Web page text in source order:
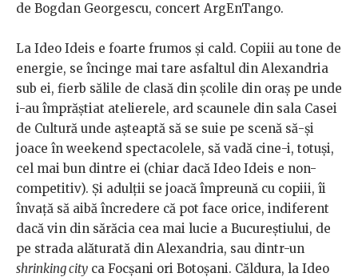
de Bogdan Georgescu, concert ArgEnTango.
La Ideo Ideis e foarte frumos și cald. Copiii au tone de
energie, se încinge mai tare asfaltul din Alexandria
sub ei, fierb sălile de clasă din școlile din oraș pe unde
i-au împrăștiat atelierele, ard scaunele din sala Casei
de Cultură unde așteaptă să se suie pe scenă să-și
joace în weekend spectacolele, să vadă cine-i, totuși,
cel mai bun dintre ei (chiar dacă Ideo Ideis e non-
competitiv). Și adulții se joacă împreună cu copiii, îi
învață să aibă încredere că pot face orice, indiferent
dacă vin din sărăcia cea mai lucie a Bucureștiului, de
pe strada alăturată din Alexandria, sau dintr-un
shrinking city ca Focșani ori Botoșani. Căldura, la Ideo